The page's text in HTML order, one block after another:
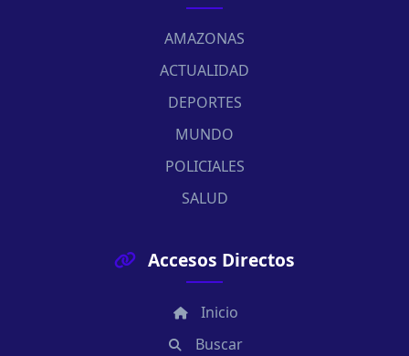
AMAZONAS
ACTUALIDAD
DEPORTES
MUNDO
POLICIALES
SALUD
Accesos Directos
Inicio
Buscar